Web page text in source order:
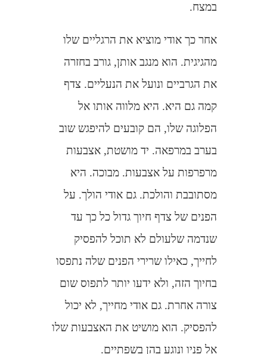
במצח.
אחר כך אודי מוציא את הרגליים שלו
מהגיגית. הוא מנגב אותן, גורב בחזרה
את הגרביים ונועל את הנעליים. צדף
קמה גם היא. היא מלווה אותו אל
הפלוגה שלו, הם קובעים להיפגש שוב
בערב במרפאה. יד מושטת, אצבעות
מרפרפות על אצבעות. מבוכה. היא
מסתובבת והולכת. גם אודי הולך. על
הפנים של צדף חיוך גדול כל כך עד
שנדמה שלעולם לא תוכל להפסיק
לחייך, כאילו שרירי הפנים שלה נתפסו
בחיוך הזה, ולא ידעו יותר לתפוס שום
צורה אחרת. גם אודי מחייך, לא יכול
להפסיק. הוא מושיט את האצבעות שלו
אל פניו ונוגע בהן בשפתיים.